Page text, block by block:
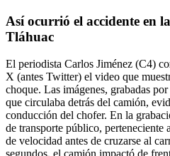
Así ocurrió el accidente en
Tláhuac
El periodista Carlos Jiménez (C4)
X (antes Twitter) el video que
choque. Las imágenes, grabadas
que circulaba detrás del camión,
conducción del chofer. En la
de transporte público, perteneciente
de velocidad antes de cruzarse al